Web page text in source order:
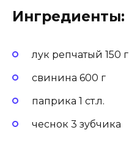
Ингредиенты:
лук репчатый 150 г
свинина 600 г
паприка 1 ст.л.
чеснок 3 зубчика